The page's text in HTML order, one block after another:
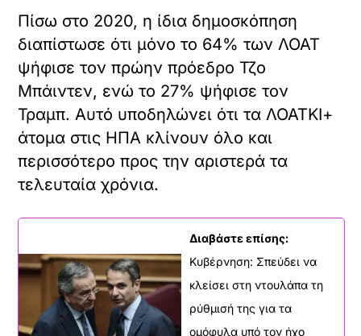
Πίσω στο 2020, η ίδια δημοσκόπηση
διαπίστωσε ότι μόνο το 64% των ΛΟΑΤ
ψήφισε τον πρώην πρόεδρο Τζο
Μπάιντεν, ενώ το 27% ψήφισε τον
Τραμπ. Αυτό υποδηλώνει ότι τα ΛΟΑΤΚΙ+
άτομα στις ΗΠΑ κλίνουν όλο και
περισσότερο προς την αριστερά τα
τελευταία χρόνια.
Διαβάστε επίσης:
Κυβέρνηση: Σπεύδει να
κλείσει στη ντουλάπα τη
ρύθμισή της για τα
ομόφυλα υπό τον ήχο